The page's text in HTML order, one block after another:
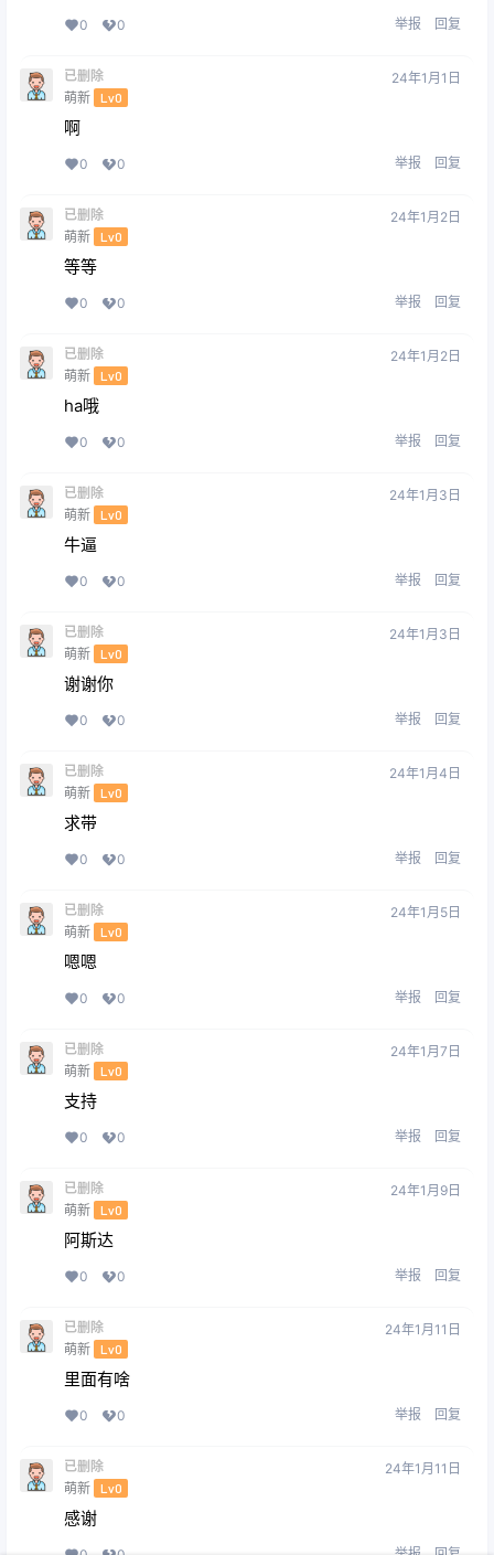
0 0 举报 回复
已删除
萌新 Lv0
24年1月1日
啊
0 0 举报 回复
已删除
萌新 Lv0
24年1月2日
等等
0 0 举报 回复
已删除
萌新 Lv0
24年1月2日
ha哦
0 0 举报 回复
已删除
萌新 Lv0
24年1月3日
牛逼
0 0 举报 回复
已删除
萌新 Lv0
24年1月3日
谢谢你
0 0 举报 回复
已删除
萌新 Lv0
24年1月4日
求带
0 0 举报 回复
已删除
萌新 Lv0
24年1月5日
嗯嗯
0 0 举报 回复
已删除
萌新 Lv0
24年1月7日
支持
0 0 举报 回复
已删除
萌新 Lv0
24年1月9日
阿斯达
0 0 举报 回复
已删除
萌新 Lv0
24年1月11日
里面有啥
0 0 举报 回复
已删除
萌新 Lv0
24年1月11日
感谢